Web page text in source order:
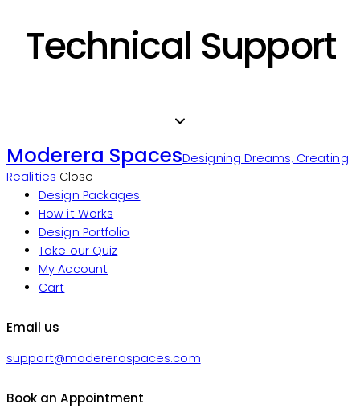
Technical Support
Moderera SpacesDesigning Dreams, Creating
Realities Close
Design Packages
How it Works
Design Portfolio
Take our Quiz
My Account
Cart
Email us
support@modereraspaces.com
Book an Appointment